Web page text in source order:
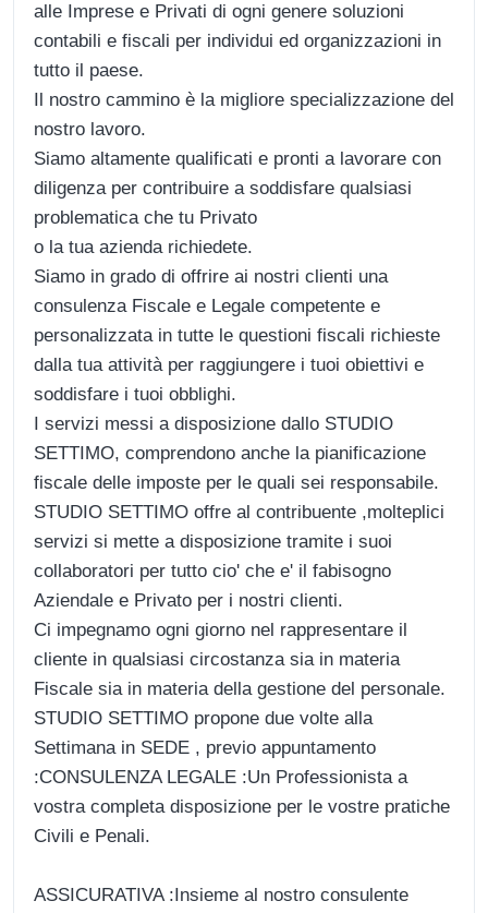
alle Imprese e Privati di ogni genere soluzioni
contabili e fiscali per individui ed organizzazioni in
tutto il paese.
Il nostro cammino è la migliore specializzazione del
nostro lavoro.
Siamo altamente qualificati e pronti a lavorare con
diligenza per contribuire a soddisfare qualsiasi
problematica che tu Privato
o la tua azienda richiedete.
Siamo in grado di offrire ai nostri clienti una
consulenza Fiscale e Legale competente e
personalizzata in tutte le questioni fiscali richieste
dalla tua attività per raggiungere i tuoi obiettivi e
soddisfare i tuoi obblighi.
I servizi messi a disposizione dallo STUDIO
SETTIMO, comprendono anche la pianificazione
fiscale delle imposte per le quali sei responsabile.
STUDIO SETTIMO offre al contribuente ,molteplici
servizi si mette a disposizione tramite i suoi
collaboratori per tutto cio' che e' il fabisogno
Aziendale e Privato per i nostri clienti.
Ci impegnamo ogni giorno nel rappresentare il
cliente in qualsiasi circostanza sia in materia
Fiscale sia in materia della gestione del personale.
STUDIO SETTIMO propone due volte alla
Settimana in SEDE , previo appuntamento
:CONSULENZA LEGALE :Un Professionista a
vostra completa disposizione per le vostre pratiche
Civili e Penali.
ASSICURATIVA :Insieme al nostro consulente